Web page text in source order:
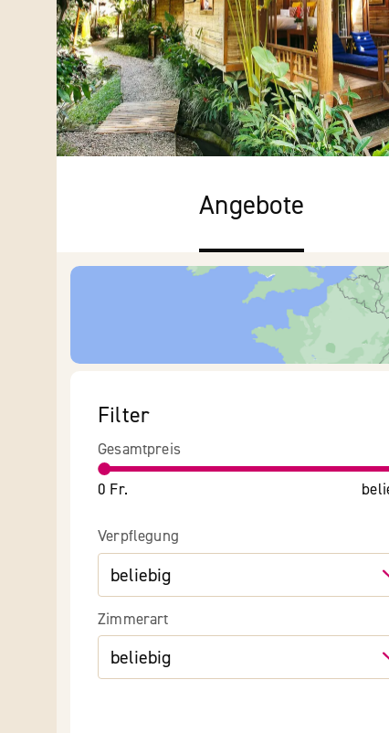
Angebote
Filter
Gesamtpreis
0 Fr.
Verpflegung
Zimmerart